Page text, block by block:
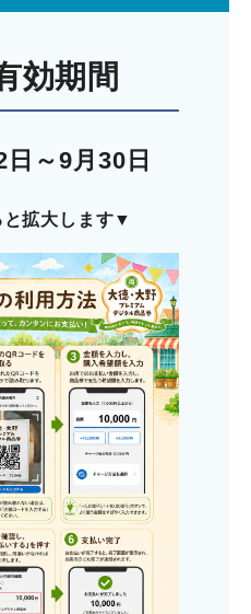
効期間
～9月30日
と拡大します▼